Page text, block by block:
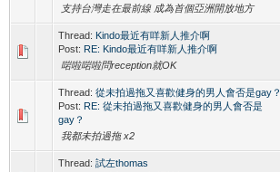
支持台灣走在最前線 成為首個亞洲開放地方
Thread: Kindo最近有咩新人推介啊
Post: RE: Kindo最近有咩新人推介啊
啱啦啱啦問reception就OK
Thread: 從未拍過拖又喜歡健身的男人會否是gay？
Post: RE: 從未拍過拖又喜歡健身的男人會否是
gay？
我都未拍過拖 x2
Thread: 試左thomas